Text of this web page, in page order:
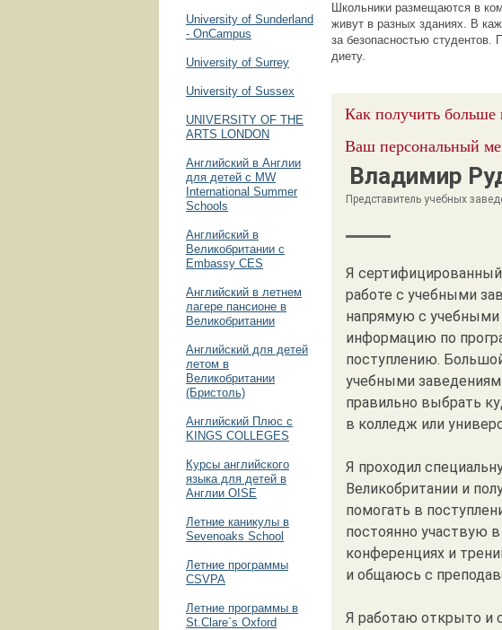
University of Sunderland
- OnCampus
University of Surrey
University of Sussex
UNIVERSITY OF THE
ARTS LONDON
Английский в Англии
для детей с MW
International Summer
Schools
Английский в
Великобритании с
Embassy CES
Английский в летнем
лагере пансионе в
Великобритании
Английский для детей
летом в
Великобритании
(Бристоль)
Английский Плюс с
KINGS COLLEGES
Курсы английского
языка для детей в
Англии OISE
Летние каникулы в
Sevenoaks School
Летние программы
CSVPA
Летние программы в
St.Clare`s Oxford
Школьники размещаются в
живут в разных зданиях. В
за безопасностью студентов.
диету.
Как получить
Ваш персональный
Владимир
Представитель учебных
Я
работе с учебными
напрямую с
информацию по
поступлению.
учебными
правильно выбрать
в колледж или
Я проходил
Великобритании и
помогать в
постоянно участвую
конференциях и
и общаюсь с
Я работаю открыто и